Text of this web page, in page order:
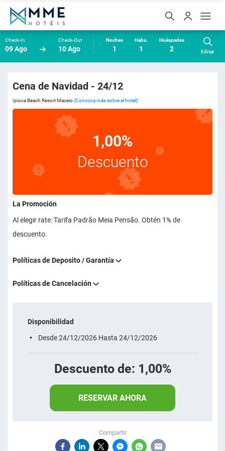
Check-In
09 Ago
Check-Out
10 Ago
Noches
1
Habs.
1
Huéspedes
2 Editar
Cena de Navidad - 24/12
Ipioca Beach Resort Maceio(Conozca más sobre el hotel)
1,00%
Descuento
La Promoción
Al elegir rate: Tarifa Padrão Meia Pensão. Obtén 1% de
descuento.
Políticas de Deposito / Garantía
Políticas de Cancelación
Disponibilidad
Desde 24/12/2026 Hasta 24/12/2026
Descuento de: 1,00%
RESERVAR AHORA
Compartir